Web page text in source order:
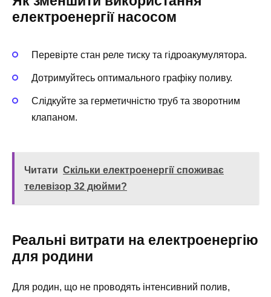
електроенергії насосом
Перевірте стан реле тиску та гідроакумулятора.
Дотримуйтесь оптимального графіку поливу.
Слідкуйте за герметичністю труб та зворотним
клапаном.
Читати Скільки електроенергії споживає
телевізор 32 дюйми?
Реальні витрати на електроенергію
для родини
Для родин, що не проводять інтенсивний полив,